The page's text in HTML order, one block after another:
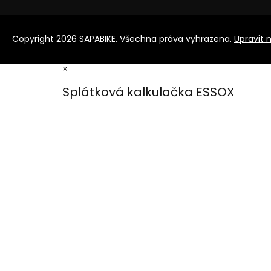
Copyright 2026 SAPABIKE. Všechna práva vyhrazena. Upravit
×
Splátková kalkulačka ESSOX